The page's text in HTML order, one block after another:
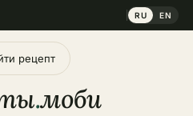
RU EN
рецепт
.моби